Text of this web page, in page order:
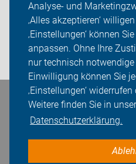
Analyse- und
‚Alles akzeptieren‘
‚Einstellungen‘ können
anpassen. Ohne Ihre
nur technisch notwendige
Einwilligung können Sie
‚Einstellungen‘
Weitere finden Sie in
Datenschutzerklärung.
Sei dabei
Presse
Login
Bleiben Sie in Kontakt